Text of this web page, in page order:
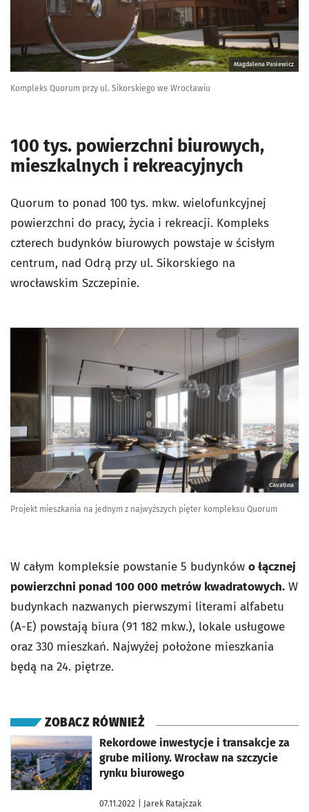
Magdalena Pasiewicz
Kompleks Quorum przy ul. Sikorskiego we Wrocławiu
100 tys. powierzchni biurowych,
mieszkalnych i rekreacyjnych
Quorum to ponad 100 tys. mkw. wielofunkcyjnej
powierzchni do pracy, życia i rekreacji. Kompleks
czterech budynków biurowych powstaje w ścisłym
centrum, nad Odrą przy ul. Sikorskiego na
wrocławskim Szczepinie.
Cavatina
Projekt mieszkania na jednym z najwyższych pięter kompleksu Quorum
W całym kompleksie powstanie 5 budynków o łącznej
powierzchni ponad 100 000 metrów kwadratowych. W
budynkach nazwanych pierwszymi literami alfabetu
(A-E) powstają biura (91 182 mkw.), lokale usługowe
oraz 330 mieszkań. Najwyżej położone mieszkania
będą na 24. piętrze.
ZOBACZ RÓWNIEŻ
Rekordowe inwestycje i transakcje za
grube miliony. Wrocław na szczycie
rynku biurowego
07.11.2022 | Jarek Ratajczak
otworzy się w nowej karcie